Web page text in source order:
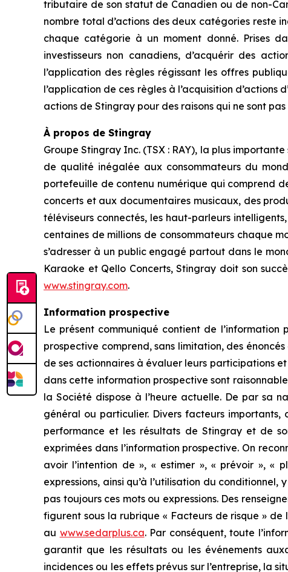
tributaire de son statut de Canadien ou de non-
nombre total d’actions des deux catégories reste
chaque catégorie à un moment donné. Prises
investisseurs non canadiens, d’acquérir des
l’application des règles régissant les offres
l’application de ces règles à l’acquisition
actions de Stingray pour des raisons qui ne sont
À propos de Stingray
Groupe Stingray Inc. (TSX : RAY), la plus
de qualité inégalée aux consommateurs du
portefeuille de contenu numérique qui comprend
concerts et aux documentaires musicaux, des
téléviseurs connectés, les haut-parleurs
centaines de millions de consommateurs chaque
s’adresser à un public engagé partout dans le
Karaoke et Qello Concerts, Stingray doit son
www.stingray.com.
Information prospective
Le présent communiqué contient de
prospective comprend, sans limitation, des
de ses actionnaires à évaluer leurs participations
dans cette information prospective sont
la Société dispose à l’heure actuelle. De par sa
général ou particulier. Divers facteurs
performance et les résultats de Stingray et de
exprimées dans l’information prospective. On
avoir l’intention de », « estimer », « prévoir », «
expressions, ainsi qu’à l’utilisation du
pas toujours ces mots ou expressions. Des
figurent sous la rubrique « Facteurs de risque » de
au www.sedarplus.ca. Par conséquent, toute
garantit que les résultats ou les événements
incidences ou les effets prévus sur l’entreprise, la